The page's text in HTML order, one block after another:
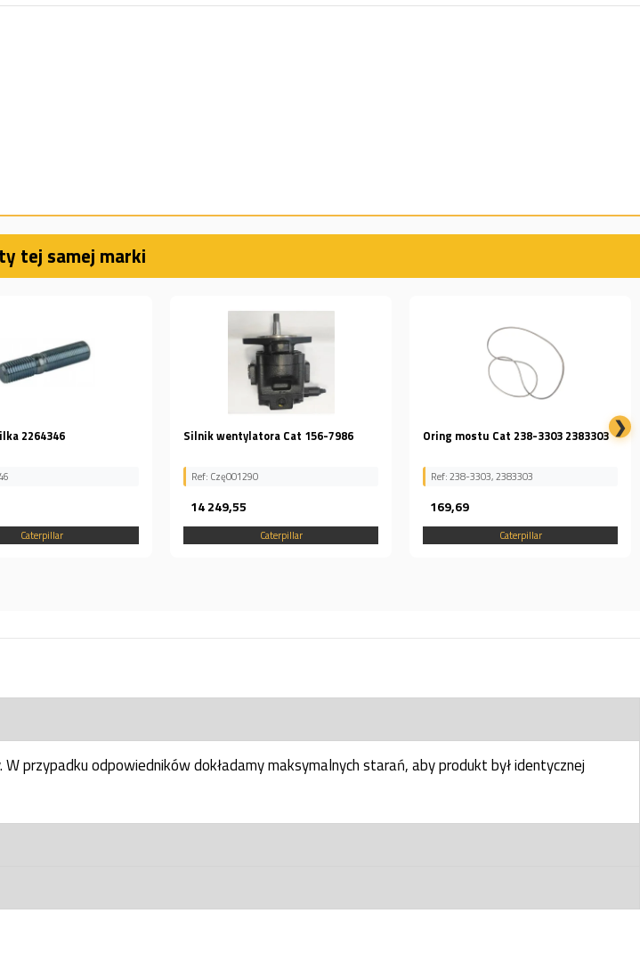
tej samej marki
Cat 156-7986
Caterpillar
Oring mostu Cat 238-3303 2383303
Ref: 238-3303, 2383303
169,69
Caterpillar
BLOK KOŁA POŚREDNICZĄCEGO
Ref: 239-8091
324,72
Caterpillar
❯
przypadku odpowiedników dokładamy maksymalnych starań, aby produkt był identycznej